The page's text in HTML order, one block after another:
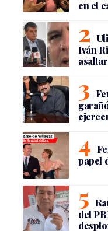
en el
Iván
papel
del